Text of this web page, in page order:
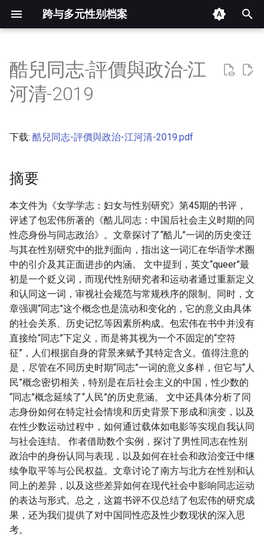
跨与多元性别档案
入
以
开
摘要
酷兒同志-評價與政治-江
河清-2019
下载: 酷兒同志-評價與政治-江河清-2019.pdf
摘要
本文件为《女学学志：妇女与性别研究》第45期的书评，
评述了包宏伟所著的《酷儿同志：中国后社会主义时期的同
性恋身份与同志政治》。文章探讨了“酷儿”一词的历史变迁
与其在性别研究中的批判面向，指出这一词汇在华语学术圈
中的引介及其正面进步的内涵。 文中提到，英文“queer”最
初是一个贬义词，而现代性别研究者和运动者通过重新定义
和认同这一词，审视社会规范与常规秩序的限制。同时，文
章强调“同志”这个概念也是流动和变化的，它的意义由具体
的社会关系、历史记忆等因素所构成。包宏伟在书中并没有
直接给“同志”下定义，而是将其视为一个不固定的“空符
征”，人们根据自身的背景来赋予其特定含义。值得注意的
是，尽管在不同历史时期“同志”一词的意义多样，但它与“人
民”概念密切相关，特别是在后社会主义的中国，性少数的
“同志”概念延续了“人民”的历史意涵。 文中还具体分析了同
志身份如何在特定社会情境和历史背景下形成和演变，以及
在性少数运动过程中，如何通过载体如电影等实现自我认同
与社会连结。 作者借助数个实例，探讨了男性同志在性别
政治中的身份认同与表现，以及如何在社会和政治变迁中继
续争取平等与公民权益。文章讨论了南方与北方在性别和认
同上的差异，以及这些差异如何在现代社会中影响同志运动
的表达与形式。总之，这篇书评不仅总结了包宏伟的研究成
果，还为我们提供了对中国同性恋及性少数现状的深入思
考。